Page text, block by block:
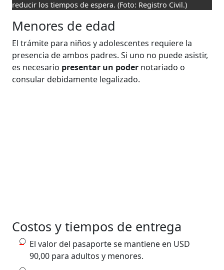
reducir los tiempos de espera. (Foto: Registro Civil.)
Menores de edad
El trámite para niños y adolescentes requiere la
presencia de ambos padres. Si uno no puede asistir,
es necesario presentar un poder notariado o
consular debidamente legalizado.
Costos y tiempos de entrega
El valor del pasaporte se mantiene en USD
90,00 para adultos y menores.